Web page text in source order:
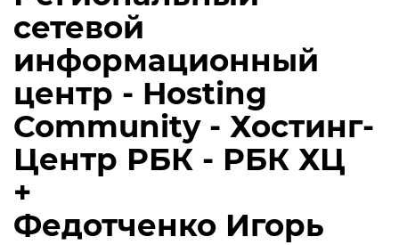
сетевой
информационный
центр - Hosting
Community - Хостинг-
Центр РБК - РБК ХЦ
+
Федотченко Игорь